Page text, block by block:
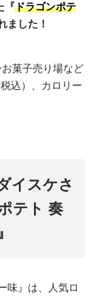
『ドラゴンポテ
ました！
菓子売り場など
込）、カロリー
イスケさ
テト 奏
味』は、人気ロ